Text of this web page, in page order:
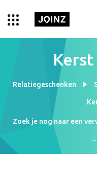
Relatiegeschenken
Zoek je nog naar een
goed bij Joinz! Wij
of met een mooie
er alvast goed in komen
...